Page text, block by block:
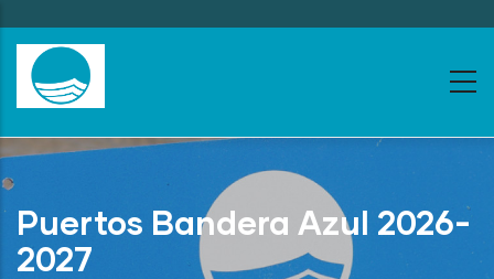
to
main
content
Puertos Bandera Azul 2026-
2027